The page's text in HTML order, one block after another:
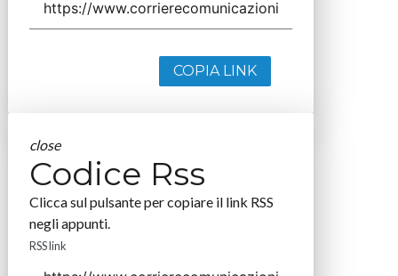
COPIA LINK
close
Codice Rss
Clicca sul pulsante per copiare il link RSS
negli appunti.
RSS link